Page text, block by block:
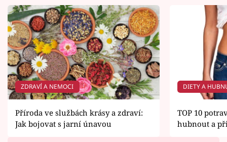
ZDRAVÍ A NEMOCI
Příroda ve službách krásy a zdraví:
Jak bojovat s jarní únavou
DIETY A
TOP 10
hubnout a